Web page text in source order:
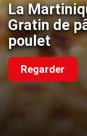
La
Gratin de
poulet
Regarder